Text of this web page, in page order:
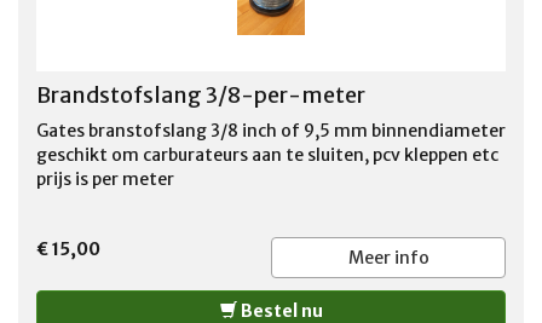
Brandstofslang 3/8-per-meter
Gates branstofslang 3/8 inch of 9,5 mm binnendiameter
geschikt om carburateurs aan te sluiten, pcv kleppen etc
prijs is per meter
€ 15,00 Meer info
Bestel nu